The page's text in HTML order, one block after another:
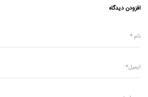
افزودن دیدگاه